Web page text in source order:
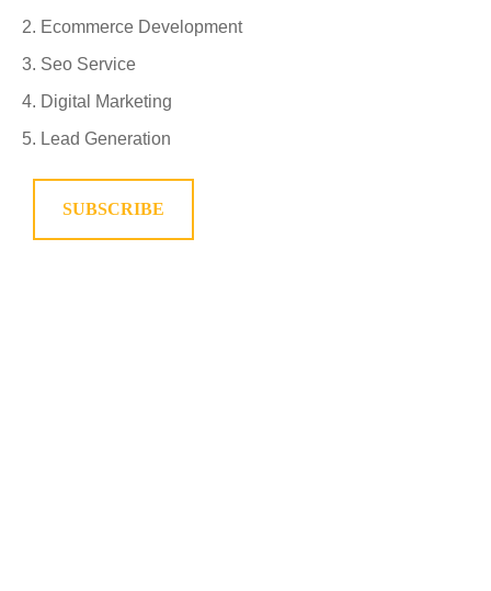
Ecommerce Development
Seo Service
Digital Marketing
Lead Generation
SUBSCRIBE